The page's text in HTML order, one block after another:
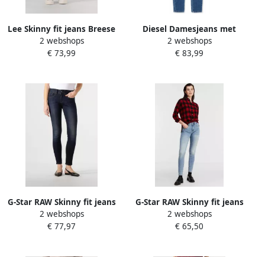
Lee Skinny fit jeans Breese
in five-pocketsstijl
2 webshops
€ 73,99
Diesel Damesjeans met
knoop en rits Blue Dames
2 webshops
€ 83,99
G-Star RAW Skinny fit jeans
Ly Mid Waist Skinny
moderne versie van het
2 webshops
€ 77,97
G-Star RAW Skinny fit jeans
3301 High Skinny in high-
waist-model
2 webshops
€ 65,50